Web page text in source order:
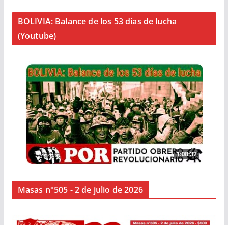
BOLIVIA: Balance de los 53 días de lucha
(Youtube)
Masas n°505 - 2 de julio de 2026